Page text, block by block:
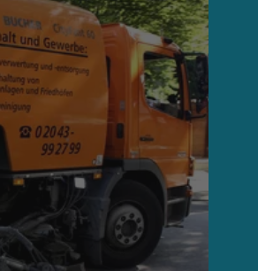
Wie entsorge ich Baum- und
Strauchschnitt?
Sperrmüll
Wie entsorge ich sperrige
die nicht in meine Abfalltonne
passen?
Altkleidersammlung
Alle Informationen zu den
Altkleidercontainern im
Stadtgebiet
Abfuhrkalender